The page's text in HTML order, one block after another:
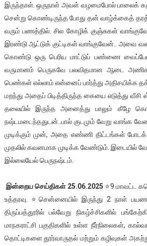
இருந்தாள். ஒருநாள் அவள் வழமைபோல் பாலைக்
சென்று கொண்டிருந்த போது தன் வாழ்க்கைத்
வரும் பணத்தில். சில கோழிக் குஞ்சுகள்
இரண்டு ஆட்டுக் குட்டிகள் வாங்குவேன்.. அவை
கொண்டு ஒரு பெரிய மாட்டுப் பண்ணை
வருமானம் பெருகவே பலவிதமான ஆடை
பெண்கள் எல்லாம் என்னைப் பார்த்து அதிசயிக்க
மறந்து அதைப் பிடித்திருந்த கையை எடுத்து
தலையில் இருந்த அனைத்து பாலும் கீழே
நஷ்டமடைந்ததுடன்..பால் குடமும் வேறு வாங்க
முடிக்கும் முன், அதை எண்ணி திட்டங்கள் போடக்
முதலில் கவனமாக முடிக்க வேண்டும். இடையில்
இல்லையேல் பெருநஷ்டம்.
இன்றைய செய்திகள் 25.06.2025 ⭐9 மாவட்ட
உத்தரவு. ⭐சென்னையில் இருந்து 2 நாள்
திருப்பத்தூரில் பல்வேறு நிகழ்ச்சிகளில்
மாநகராட்சி பகுதிகளில் உள்ள நீர்நிலைகள்,
தொட்டிகளை தூர்வாருதல் மற்றும் கழிவுகள்